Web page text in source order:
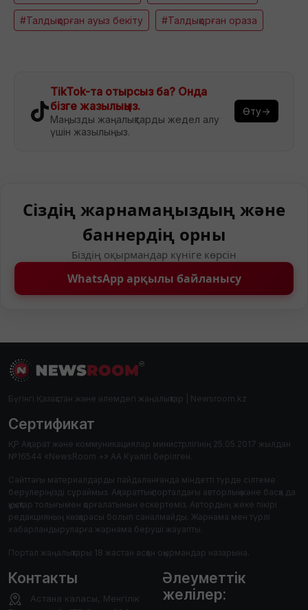
#Талдықорған ауыз бекіту #Талдықорған ораза
TikTok-та отырсыз ба? Онда
бізге жазылыңыз.
Маңызды жаңалықтарды жедел алу
үшін жазылыңыз.
Өту→
Сіздің жарнамаңыздың және
баннердің орны
Біздің оқырмандар күніге көрсін
WhatsApp арқылы байланысу
Бүгінгі Қазақстан және әлемдегі жаңалықтар | Newsroom.kz
Сертификат
ҚР Ақпарат және коммуникациялар министрлігінің 25.05.2017 жылдан
№16544 «NewsRoom +» АА Куәлігі берілген.
Сайттағы материалдарды пайдаланғанда міндетті түрде сілтеме
берулеріңізді сұраймыз. Ақпараттық порталдағы авторлық және басқа да
құқықтар толығымен қорғалатынын ескертеміз. Автордың жеке пікірі
редакцияның көзқарасы болып саналмайды. Жарнама мен түрлі
хабарландыруларға жарнама беруші жауапты.
Портал жаңалықтары 18 жастан асқан оқырмандар назарына.
Контакты
Астана каласы, Менгілік
Әлеуметтік
желілер: